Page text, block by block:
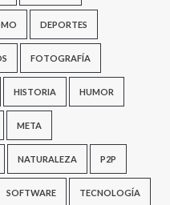
DEPORTES
FOTOGRAFÍA
HISTORIA HUMOR
META
NATURALEZA P2P
SOFTWARE TECNOLOGÍA